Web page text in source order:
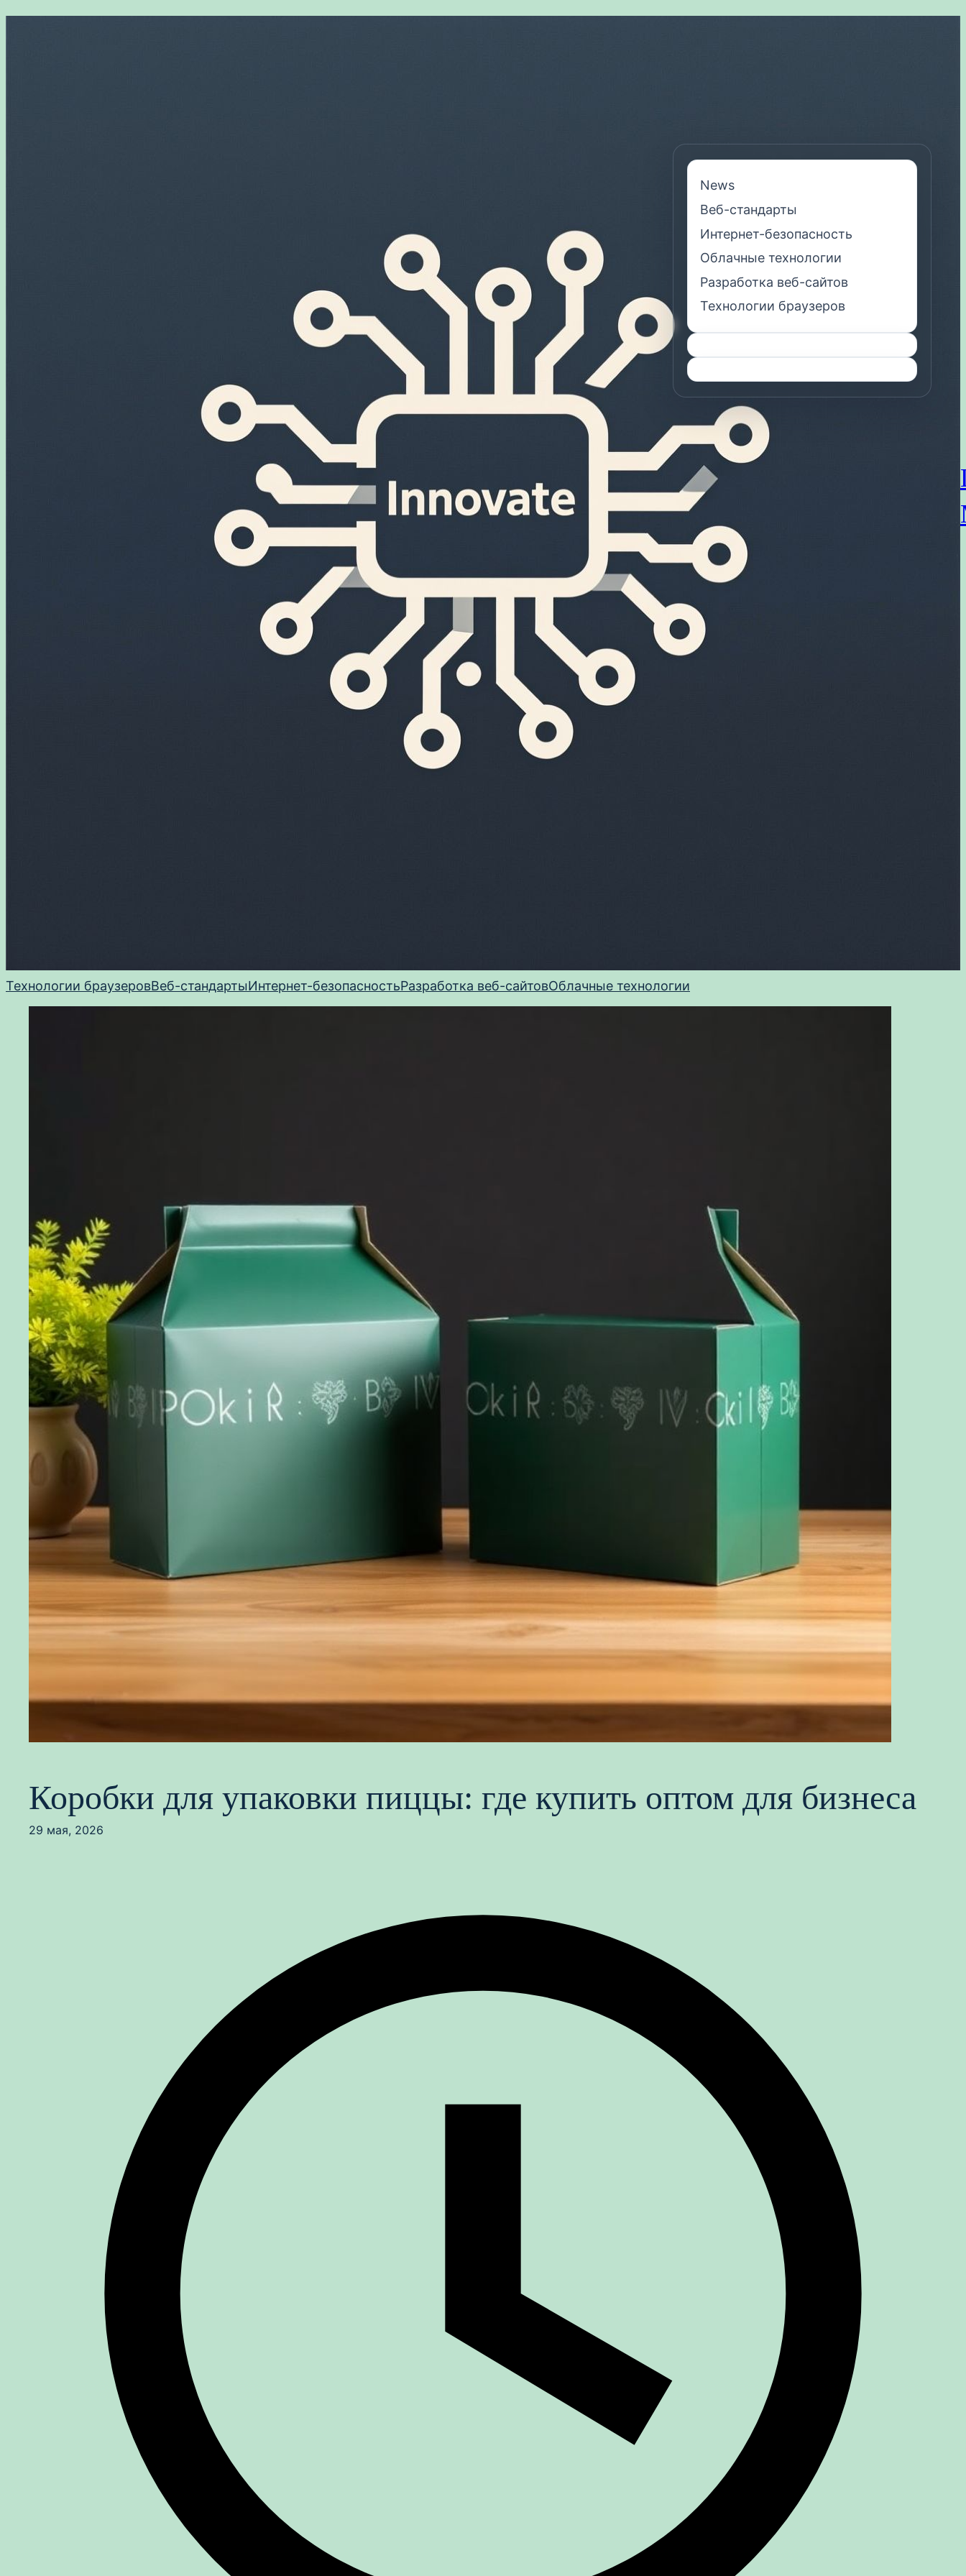
Перейти
Технологии браузеровВеб-стандартыИнтернет-безопасностьРазработка веб-сайтовОблачные технологии
Коробки для упаковки пиццы: где купить оптом для бизнеса
29 мая, 2026
News
Веб-стандарты
Интернет-безопасность
Облачные технологии
Разработка веб-сайтов
Технологии браузеров